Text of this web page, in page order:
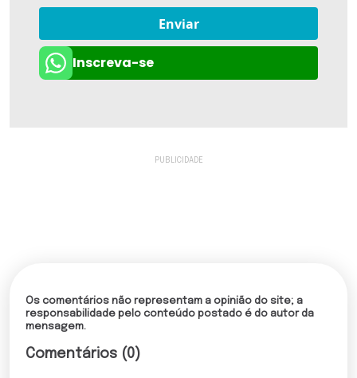
Enviar
Inscreva-se
Os comentários não representam a opinião do site; a
responsabilidade pelo conteúdo postado é do autor da
mensagem.
Comentários (0)